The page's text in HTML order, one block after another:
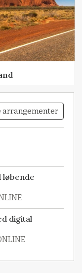
arrangementer
løbende
digital